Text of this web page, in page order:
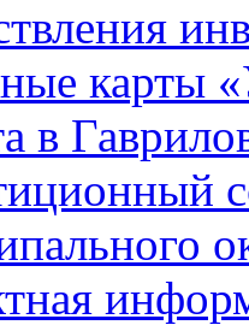
карты
в